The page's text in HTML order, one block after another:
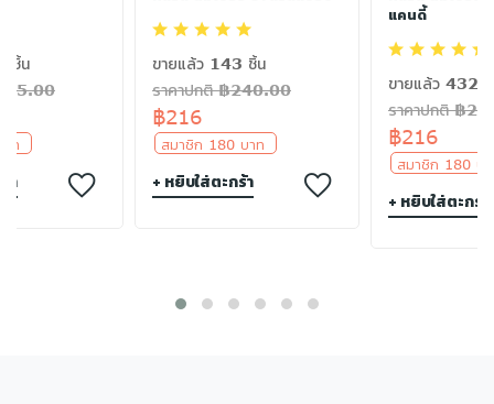
ชิ้น
าท
า
ขายแล้ว 143 ชิ้น
ราคาปกติ ฿240.00
฿216
สมาชิก 180 บาท
+ หยิบใส่ตะกร้า
แคนดี้
ขายแล้ว 432
ราคาปกติ ฿
฿216
สมาชิก 180
+ หยิบใส่ตะกร้า